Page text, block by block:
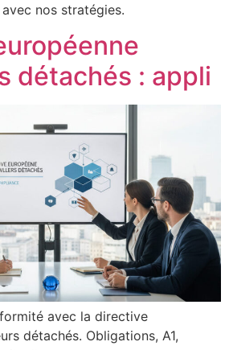
nos stratégies.
détachés : appli
avec la directive
détachés. Obligations, A1,